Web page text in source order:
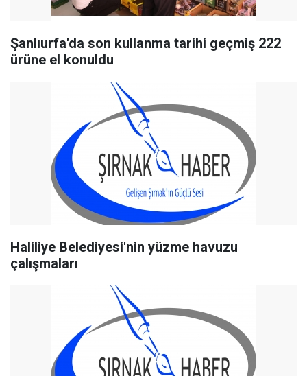
Şanlıurfa'da son kullanma tarihi geçmiş 222
ürüne el konuldu
Haliliye Belediyesi'nin yüzme havuzu
çalışmaları